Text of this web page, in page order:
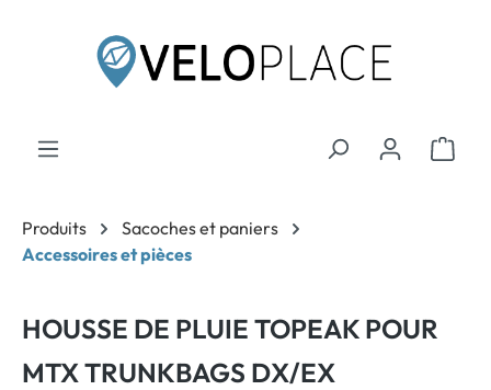
Produits
Sacoches et paniers
Accessoires et pièces
HOUSSE DE PLUIE TOPEAK POUR
MTX TRUNKBAGS DX/EX